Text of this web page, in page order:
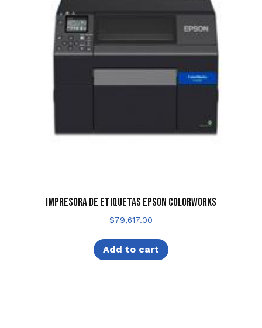
IMPRESORA DE ETIQUETAS EPSON COLORWORKS
$79,617.00
Add to cart